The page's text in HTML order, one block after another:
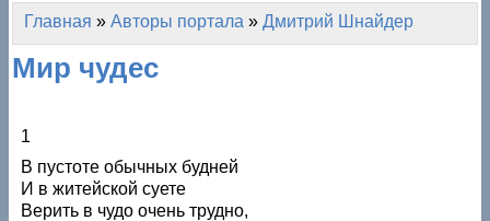
Главное меню
Вы здесь
Главная » Авторы портала » Дмитрий Шнайдер
Мир чудес
1
В пустоте обычных будней
И в житейской суете
Верить в чудо очень трудно,